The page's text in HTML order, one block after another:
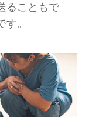
ることもで
。